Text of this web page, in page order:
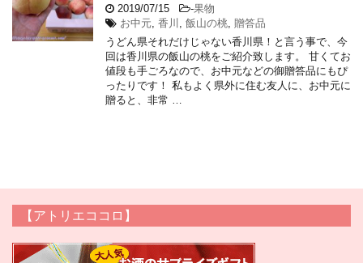
2019/07/15 -果物
お中元 香川 飯山の桃 贈答品
うどん県それだけじゃない香川県！と言う事で、今
回は香川県の飯山の桃をご紹介致します。 甘くてお
値段も手ごろなので、お中元などの御贈答品にもぴ
ったりです！ 私もよく県外に住む友人に、お中元に
贈ると、非常 …
【アトリエココロ】